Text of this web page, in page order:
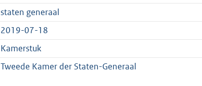
staten generaal
2019-07-18
Kamerstuk
Tweede Kamer der Staten-Generaal